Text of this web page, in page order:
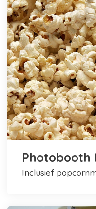
Photobooth
inclusief